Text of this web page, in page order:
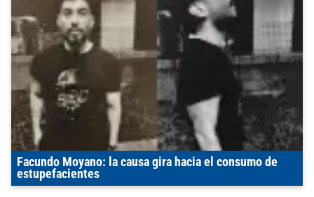
Facundo Moyano: la causa gira hacia el consumo de
estupefacientes